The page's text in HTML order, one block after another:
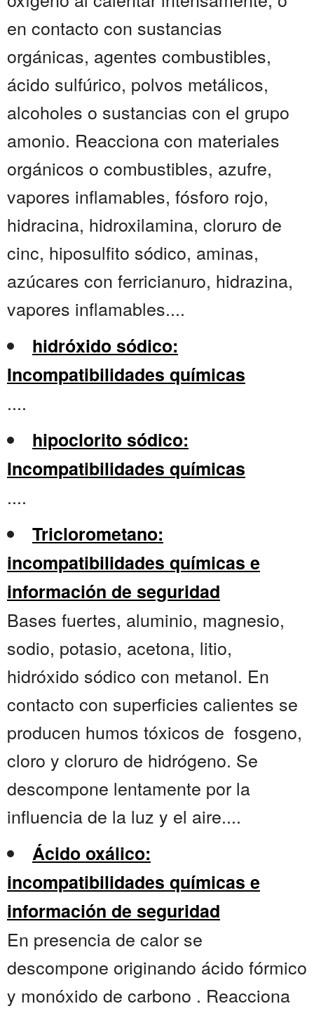
en contacto con sustancias
orgánicas, agentes combustibles,
ácido sulfúrico, polvos metálicos,
alcoholes o sustancias con el grupo
amonio. Reacciona con materiales
orgánicos o combustibles, azufre,
vapores inflamables, fósforo rojo,
hidracina, hidroxilamina, cloruro de
cinc, hiposulfito sódico, aminas,
azúcares con ferricianuro, hidrazina,
vapores inflamables....
hidróxido sódico:
Incompatibilidades químicas
....
hipoclorito sódico:
Incompatibilidades químicas
....
Triclorometano:
incompatibilidades químicas e
información de seguridad
Bases fuertes, aluminio, magnesio,
sodio, potasio, acetona, litio,
hidróxido sódico con metanol. En
contacto con superficies calientes se
producen humos tóxicos de fosgeno,
cloro y cloruro de hidrógeno. Se
descompone lentamente por la
influencia de la luz y el aire....
Ácido oxálico:
incompatibilidades químicas e
información de seguridad
En presencia de calor se
descompone originando ácido fórmico
y monóxido de carbono . Reacciona